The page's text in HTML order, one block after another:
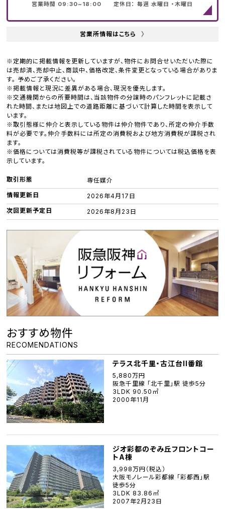
営業時間 09:30~18:00 定休日： 毎週 水曜日 ・木曜日
営業所情報はこちら 〉
※定期的に掲載情報を更新していますが、物件にお問合せいただいた際に
は売却済、売却中止、商談中、価格改定、条件変更となっている場合がありま
す。 予めご了承ください。
※掲載情報と現況に差異がある場合、現況を優先します。
※交通機関からの所要時間は、当該物件の分譲時のパンフレットに記載さ
れた時間、または地図上での道路距離に基づいて計算した時間を表示して
います。
※取引態様に仲介と表示している物件は仲介物件であり、所定の仲介手数
料が必要です。仲介手数料には所定の消費税および地方消費税が課税され
ます。
※価格については消費税等が課税されている物件については税込価格を表
示しています。
取引形態
専任媒介
情報更新日
2026年4月17日
次回更新予定日
2026年8月23日
おすすめ物件
RECOMENDATIONS
テラス北千里・古江台II番館
5,880万円
阪急千里線 「北千里」駅 徒歩5分
3LDK 90.50㎡
2000年11月
ジオ彩都のぞみ丘フロントコー
トA棟
3,998万円（税込）
大阪モノレール彩都線 「彩都西」駅
徒歩5分
3LDK 83.86㎡
2007年2月23日